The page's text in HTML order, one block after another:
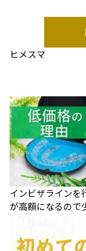
ヒメスマ
インビザラインを
が高額になるので